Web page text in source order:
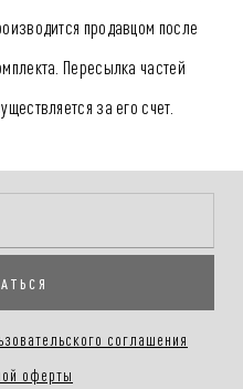
продавцом после
Пересылка частей
за его счет.
соглашения
оферты